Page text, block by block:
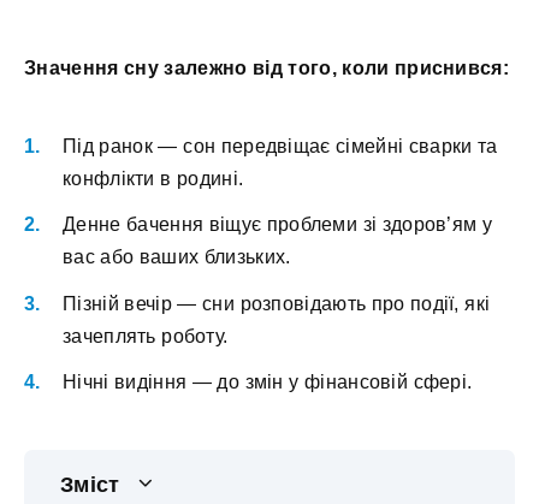
Значення сну залежно від того, коли приснився:
Під ранок — сон передвіщає сімейні сварки та
конфлікти в родині.
Денне бачення віщує проблеми зі здоров’ям у
вас або ваших близьких.
Пізній вечір — сни розповідають про події, які
зачеплять роботу.
Нічні видіння — до змін у фінансовій сфері.
Зміст